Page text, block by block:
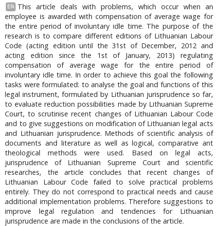
EN
This article deals with problems, which occur when an
employee is awarded with compensation of average wage for
the entire period of involuntary idle time. The purpose of the
research is to compare different editions of Lithuanian Labour
Code (acting edition until the 31st of December, 2012 and
acting edition since the 1st of January, 2013) regulating
compensation of average wage for the entire period of
involuntary idle time. In order to achieve this goal the following
tasks were formulated: to analyse the goal and functions of this
legal instrument, formulated by Lithuanian jurisprudence so far,
to evaluate reduction possibilities made by Lithuanian Supreme
Court, to scrutinise recent changes of Lithuanian Labour Code
and to give suggestions on modification of Lithuanian legal acts
and Lithuanian jurisprudence. Methods of scientific analysis of
documents and literature as well as logical, comparative ant
theological methods were used. Based on legal acts,
jurisprudence of Lithuanian Supreme Court and scientific
researches, the article concludes that recent changes of
Lithuanian Labour Code failed to solve practical problems
entirely. They do not correspond to practical needs and cause
additional implementation problems. Therefore suggestions to
improve legal regulation and tendencies for Lithuanian
jurisprudence are made in the conclusions of the article.